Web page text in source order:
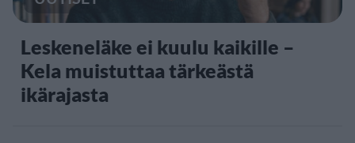
Leskeneläke ei kuulu kaikille –
Kela muistuttaa tärkeästä
ikärajasta